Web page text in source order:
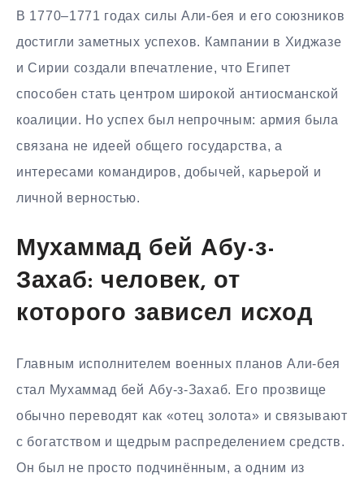
В 1770–1771 годах силы Али-бея и его союзников
достигли заметных успехов. Кампании в Хиджазе
и Сирии создали впечатление, что Египет
способен стать центром широкой антиосманской
коалиции. Но успех был непрочным: армия была
связана не идеей общего государства, а
интересами командиров, добычей, карьерой и
личной верностью.
Мухаммад бей Абу-з-
Захаб: человек, от
которого зависел исход
Главным исполнителем военных планов Али-бея
стал Мухаммад бей Абу-з-Захаб. Его прозвище
обычно переводят как «отец золота» и связывают
с богатством и щедрым распределением средств.
Он был не просто подчинённым, а одним из